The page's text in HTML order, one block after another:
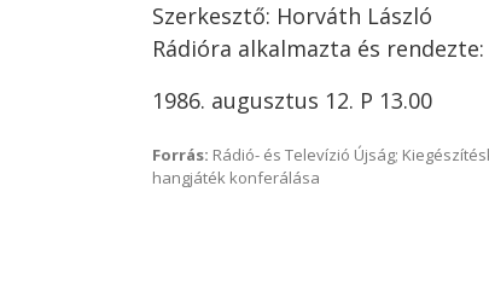
Szerkesztő: Horváth László
Rádióra alkalmazta és
1986. augusztus 12. P 13.00
Forrás: Rádió- és Televízió Újság;
hangjáték konferálása